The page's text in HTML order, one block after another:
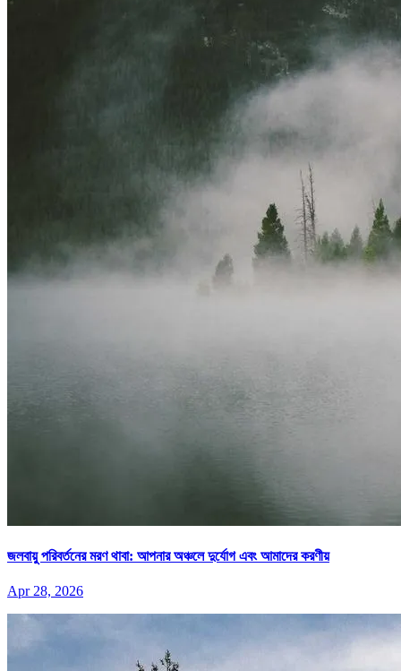
জলবায়ু পরিবর্তনের মরণ থাবা: আপনার অঞ্চলে দুর্যোগ এবং আমাদের করণীয়
Apr 28, 2026